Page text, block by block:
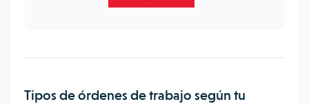
Tipos de órdenes de trabajo según tu